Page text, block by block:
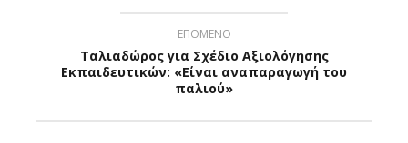
ΕΠΟΜΕΝΟ
Ταλιαδώρος για Σχέδιο Αξιολόγησης
Εκπαιδευτικών: «Είναι αναπαραγωγή του
παλιού»